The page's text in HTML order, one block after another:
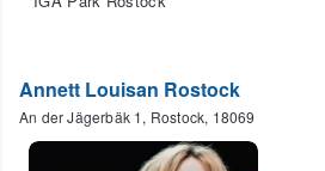
Annett Louisan Rostock
An der Jägerbäk 1, Rostock, 18069